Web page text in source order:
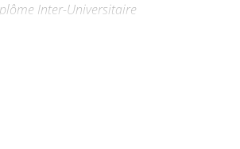
Inter-Universitaire